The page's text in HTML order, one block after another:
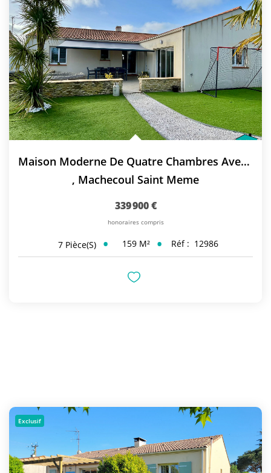
Maison Moderne De Quatre Chambres Avec Un Bel Aménagement...
, Machecoul Saint Meme
339 900 €
honoraires compris
7 Pièce(s) 159 M² Réf : 12986
Exclusif